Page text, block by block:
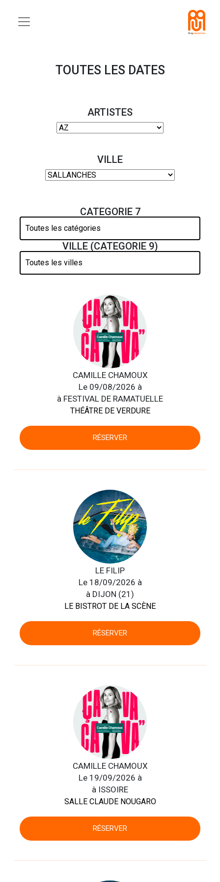
TOUTES LES DATES
ARTISTES
VILLE
CATEGORIE 7
VILLE (CATEGORIE 9)
CAMILLE CHAMOUX
Le 09/08/2026 à
à FESTIVAL DE RAMATUELLE
THÉÂTRE DE VERDURE
RÉSERVER
LE FILIP
Le 18/09/2026 à
à DIJON (21)
LE BISTROT DE LA SCÈNE
RÉSERVER
CAMILLE CHAMOUX
Le 19/09/2026 à
à ISSOIRE
SALLE CLAUDE NOUGARO
RÉSERVER